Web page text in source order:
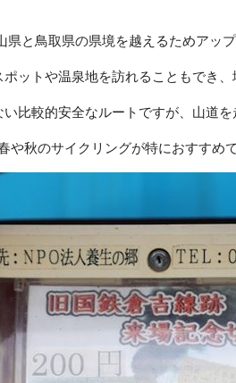
と鳥取県の県境を越えるためアッ
ットや温泉地を訪れることもでき
比較的安全なルートですが、山道を
や秋のサイクリングが特におすすめで